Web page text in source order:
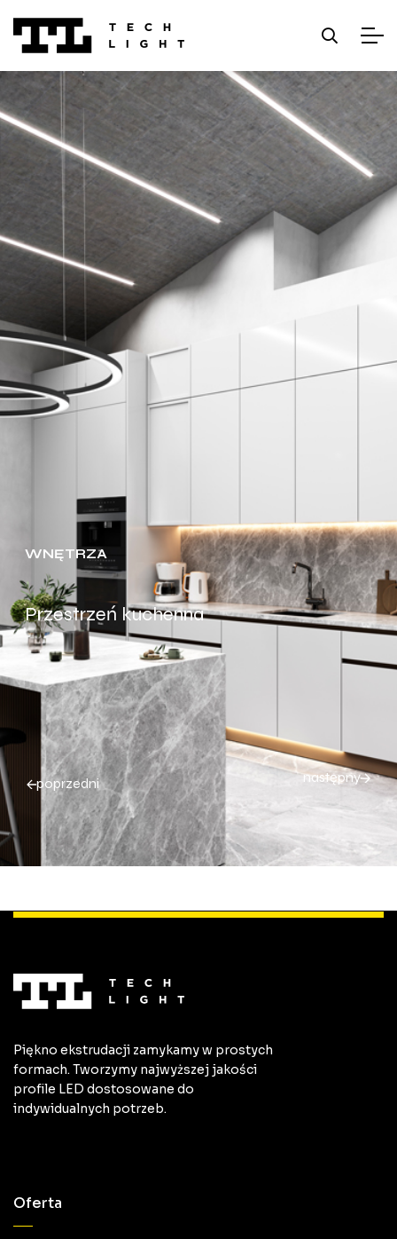
Przestrzeń kuchenna
WNĘTRZA
Piękno ekstrudacji zamykamy w prostych
formach. Tworzymy najwyższej jakości
profile LED dostosowane do
indywidualnych potrzeb.
Oferta